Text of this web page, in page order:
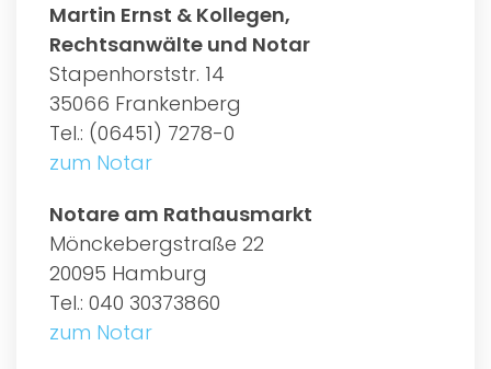
Martin Ernst & Kollegen,
Rechtsanwälte und Notar
Stapenhorststr. 14
35066 Frankenberg
Tel.: (06451) 7278-0
zum Notar
Notare am Rathausmarkt
Mönckebergstraße 22
20095 Hamburg
Tel.: 040 30373860
zum Notar